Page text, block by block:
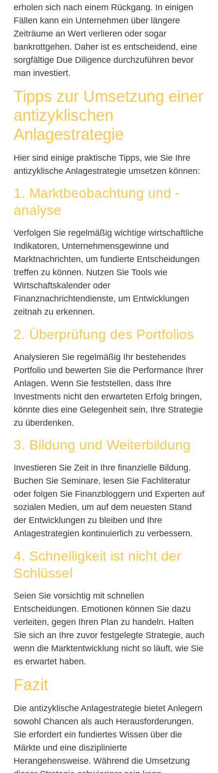
erholen sich nach einem Rückgang. In einigen
Fällen kann ein Unternehmen über längere
Zeiträume an Wert verlieren oder sogar
bankrottgehen. Daher ist es entscheidend, eine
sorgfältige Due Diligence durchzuführen bevor
man investiert.
Tipps zur Umsetzung einer
antizyklischen
Anlagestrategie
Hier sind einige praktische Tipps, wie Sie Ihre
antizyklische Anlagestrategie umsetzen können:
1. Marktbeobachtung und -
analyse
Verfolgen Sie regelmäßig wichtige wirtschaftliche
Indikatoren, Unternehmensgewinne und
Marktnachrichten, um fundierte Entscheidungen
treffen zu können. Nutzen Sie Tools wie
Wirtschaftskalender oder
Finanznachrichtendienste, um Entwicklungen
zeitnah zu erkennen.
2. Überprüfung des Portfolios
Analysieren Sie regelmäßig Ihr bestehendes
Portfolio und bewerten Sie die Performance Ihrer
Anlagen. Wenn Sie feststellen, dass Ihre
Investments nicht den erwarteten Erfolg bringen,
könnte dies eine Gelegenheit sein, Ihre Strategie
zu überdenken.
3. Bildung und Weiterbildung
Investieren Sie Zeit in Ihre finanzielle Bildung.
Buchen Sie Seminare, lesen Sie Fachliteratur
oder folgen Sie Finanzbloggern und Experten auf
sozialen Medien, um auf dem neuesten Stand
der Entwicklungen zu bleiben und Ihre
Anlagestrategien kontinuierlich zu verbessern.
4. Schnelligkeit ist nicht der
Schlüssel
Seien Sie vorsichtig mit schnellen
Entscheidungen. Emotionen können Sie dazu
verleiten, gegen Ihren Plan zu handeln. Halten
Sie sich an Ihre zuvor festgelegte Strategie, auch
wenn die Marktentwicklung nicht so läuft, wie Sie
es erwartet haben.
Fazit
Die antizyklische Anlagestrategie bietet Anlegern
sowohl Chancen als auch Herausforderungen.
Sie erfordert ein fundiertes Wissen über die
Märkte und eine disziplinierte
Herangehensweise. Während die Umsetzung